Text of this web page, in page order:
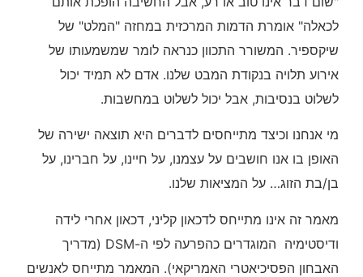
לכאלה" אומרת הדמות המרכזית במחזה "המלט" של
שיקספיר. המשורר התכוון כנראה לומר שמשמעותו של
אירוע תלויה בנקודת המבט שלנו. אדם לא תמיד יכול
לשלוט בנסיבות, אבל יכול לשלוט במחשבות.
מי אנחנו וכיצד מתייחסים לדברים היא תוצאה ישירה של
האופן בו אנו חושבים על עצמנו, על חיינו, על חברינו, על
בן/בת הזוג… על המציאות שלנו.
מאמר זה אינו מתייחס לדכאון קליני, דכאון אחרי לידה
ודיסטימיה המוגדרים כהפרעה לפי ה-DSM (מדריך
האבחון הפסיכיאטרי האמריקאי). המאמר מתייחס לאנשים